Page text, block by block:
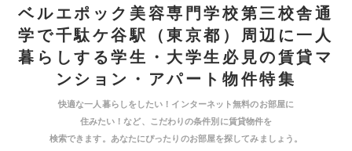
ベルエポック美容専門学校第三校舎通
学で千駄ケ谷駅（東京都）周辺に一人
暮らしする学生・大学生必見の賃貸マ
ンション・アパート物件特集
快適な一人暮らしをしたい！インターネット無料のお部屋に
住みたい！など、こだわりの条件別に賃貸物件を
検索できます。あなたにぴったりのお部屋を探してみましょう。